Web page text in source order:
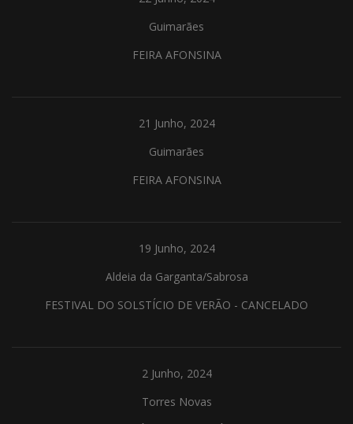
Guimarães
FEIRA AFONSINA
21 Junho, 2024
Guimarães
FEIRA AFONSINA
19 Junho, 2024
Aldeia da Garganta/Sabrosa
FESTIVAL DO SOLSTÍCIO DE VERÃO - CANCELADO
2 Junho, 2024
Torres Novas